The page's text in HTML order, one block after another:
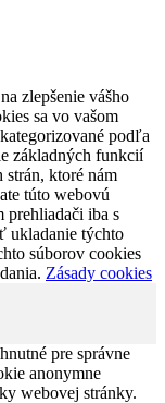
zlepšenie vášho
sa vo vašom
podľa
základných funkcií
strán, ktoré nám
túto webovú
prehliadači iba s
ukladanie týchto
súborov cookies
Zásady cookies
pre správne
anonymne
webovej stránky.